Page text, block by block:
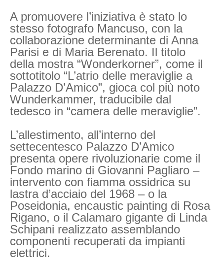
A promuovere l’iniziativa è stato lo
stesso fotografo Mancuso, con la
collaborazione determinante di Anna
Parisi e di Maria Berenato. Il titolo
della mostra “Wonderkorner”, come il
sottotitolo “L’atrio delle meraviglie a
Palazzo D’Amico”, gioca col più noto
Wunderkammer, traducibile dal
tedesco in “camera delle meraviglie”.
L’allestimento, all’interno del
settecentesco Palazzo D’Amico
presenta opere rivoluzionarie come il
Fondo marino di Giovanni Pagliaro –
intervento con fiamma ossidrica su
lastra d’acciaio del 1968 – o la
Poseidonia, encaustic painting di Rosa
Rigano, o il Calamaro gigante di Linda
Schipani realizzato assemblando
componenti recuperati da impianti
elettrici.